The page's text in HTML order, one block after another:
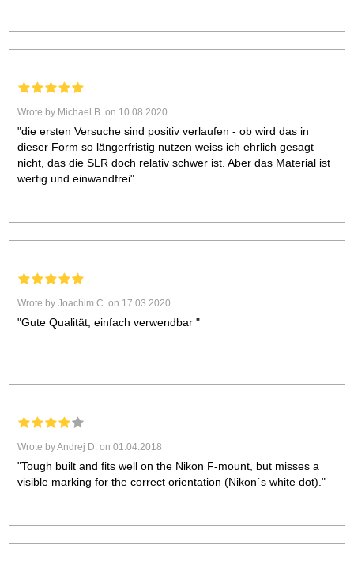
Wrote by Michael B. on 10.08.2020
"die ersten Versuche sind positiv verlaufen - ob wird das in
dieser Form so längerfristig nutzen weiss ich ehrlich gesagt
nicht, das die SLR doch relativ schwer ist. Aber das Material ist
wertig und einwandfrei"
Wrote by Joachim C. on 17.03.2020
"Gute Qualität, einfach verwendbar "
Wrote by Andrej D. on 01.04.2018
"Tough built and fits well on the Nikon F-mount, but misses a
visible marking for the correct orientation (Nikon´s white dot)."